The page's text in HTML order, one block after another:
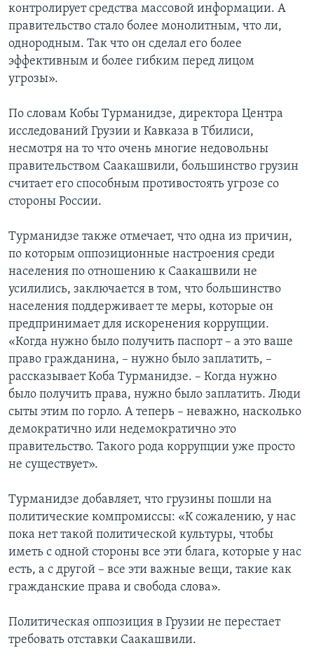
контролирует средства массовой информации. А
правительство стало более монолитным, что ли,
однородным. Так что он сделал его более
эффективным и более гибким перед лицом
угрозы».
По словам Кобы Турманидзе, директора Центра
исследований Грузии и Кавказа в Тбилиси,
несмотря на то что очень многие недовольны
правительством Саакашвили, большинство грузин
считает его способным противостоять угрозе со
стороны России.
Турманидзе также отмечает, что одна из причин,
по которым оппозиционные настроения среди
населения по отношению к Саакашвили не
усилились, заключается в том, что большинство
населения поддерживает те меры, которые он
предпринимает для искоренения коррупции.
«Когда нужно было получить паспорт – а это ваше
право гражданина, – нужно было заплатить, –
рассказывает Коба Турманидзе. – Когда нужно
было получить права, нужно было заплатить. Люди
сыты этим по горло. А теперь – неважно, насколько
демократично или недемократично это
правительство. Такого рода коррупции уже просто
не существует».
Турманидзе добавляет, что грузины пошли на
политические компромиссы: «К сожалению, у нас
пока нет такой политической культуры, чтобы
иметь с одной стороны все эти блага, которые у нас
есть, а с другой – все эти важные вещи, такие как
гражданские права и свобода слова».
Политическая оппозиция в Грузии не перестает
требовать отставки Саакашвили.